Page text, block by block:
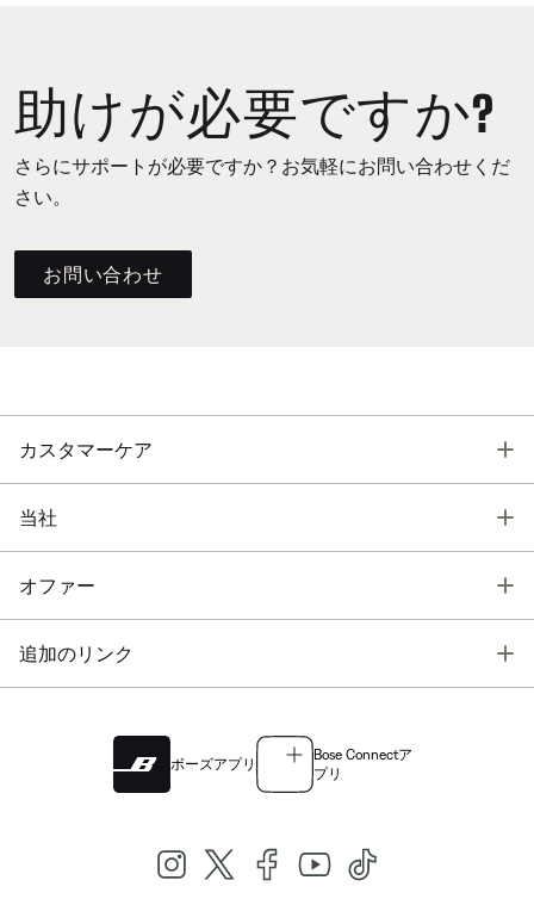
助けが必要ですか?
さらにサポートが必要ですか？お気軽にお問い合わせくだ
さい。
お問い合わせ
カスタマーケア
当社
オファー
追加のリンク
ボーズアプリ
Bose Connectア
プリ